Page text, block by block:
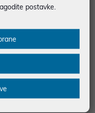
Pošalji upit
postavke.